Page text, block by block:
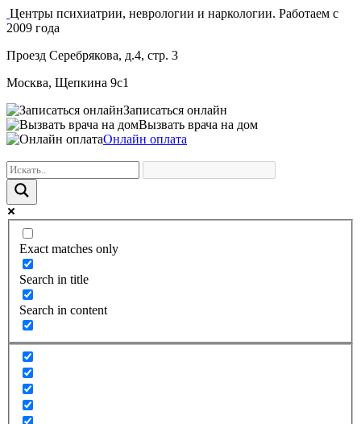
Центры психиатрии, неврологии и наркологии. Работаем с
2009 года
Проезд Серебрякова, д.4, стр. 3
Москва, Щепкина 9с1
Записаться онлайн
Вызвать врача на дом
Онлайн оплата
Exact matches only
Search in title
Search in content